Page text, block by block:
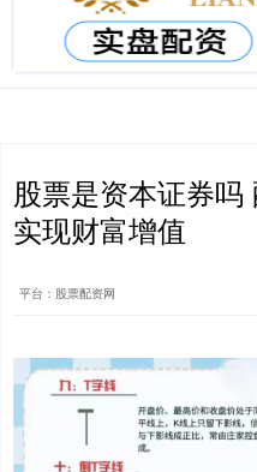
股票是资本证券
实现财富增值
平台：股票配资网